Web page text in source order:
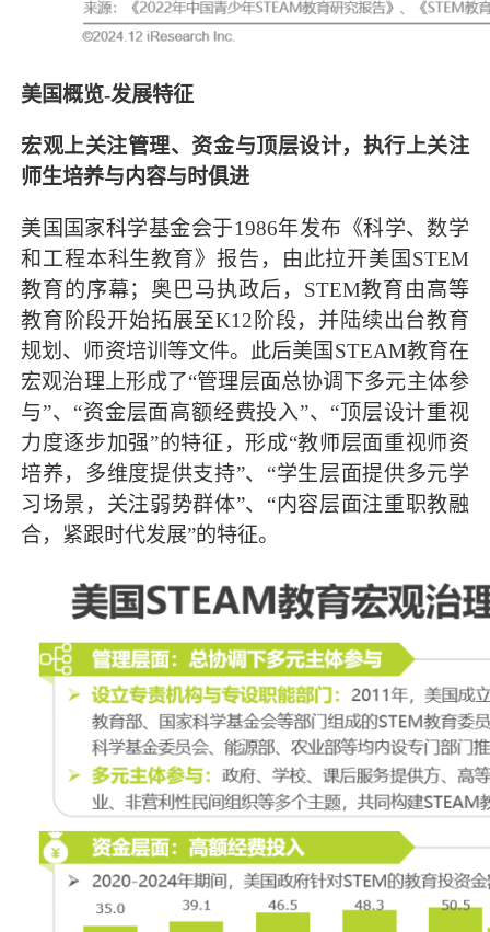
美国概览-发展特征
宏观上关注管理、资金与顶层设计，执行上关注
师生培养与内容与时俱进
美国国家科学基金会于1986年发布《科学、数学
和工程本科生教育》报告，由此拉开美国STEM
教育的序幕；奥巴马执政后，STEM教育由高等
教育阶段开始拓展至K12阶段，并陆续出台教育
规划、师资培训等文件。此后美国STEAM教育在
宏观治理上形成了“管理层面总协调下多元主体参
与”、“资金层面高额经费投入”、“顶层设计重视
力度逐步加强”的特征，形成“教师层面重视师资
培养，多维度提供支持”、“学生层面提供多元学
习场景，关注弱势群体”、“内容层面注重职教融
合，紧跟时代发展”的特征。